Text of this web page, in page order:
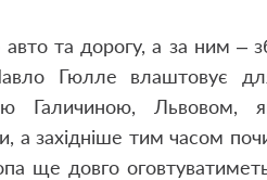
та дорогу, а за ним –
Гюлле влаштовує
Галичиною, Львовом,
а західніше тим часом
ще довго